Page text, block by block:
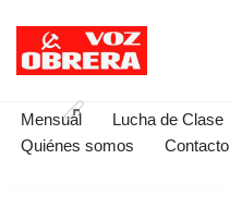
Saltar
contenido
Mensual Lucha de Clase
Quiénes somos
Contacto